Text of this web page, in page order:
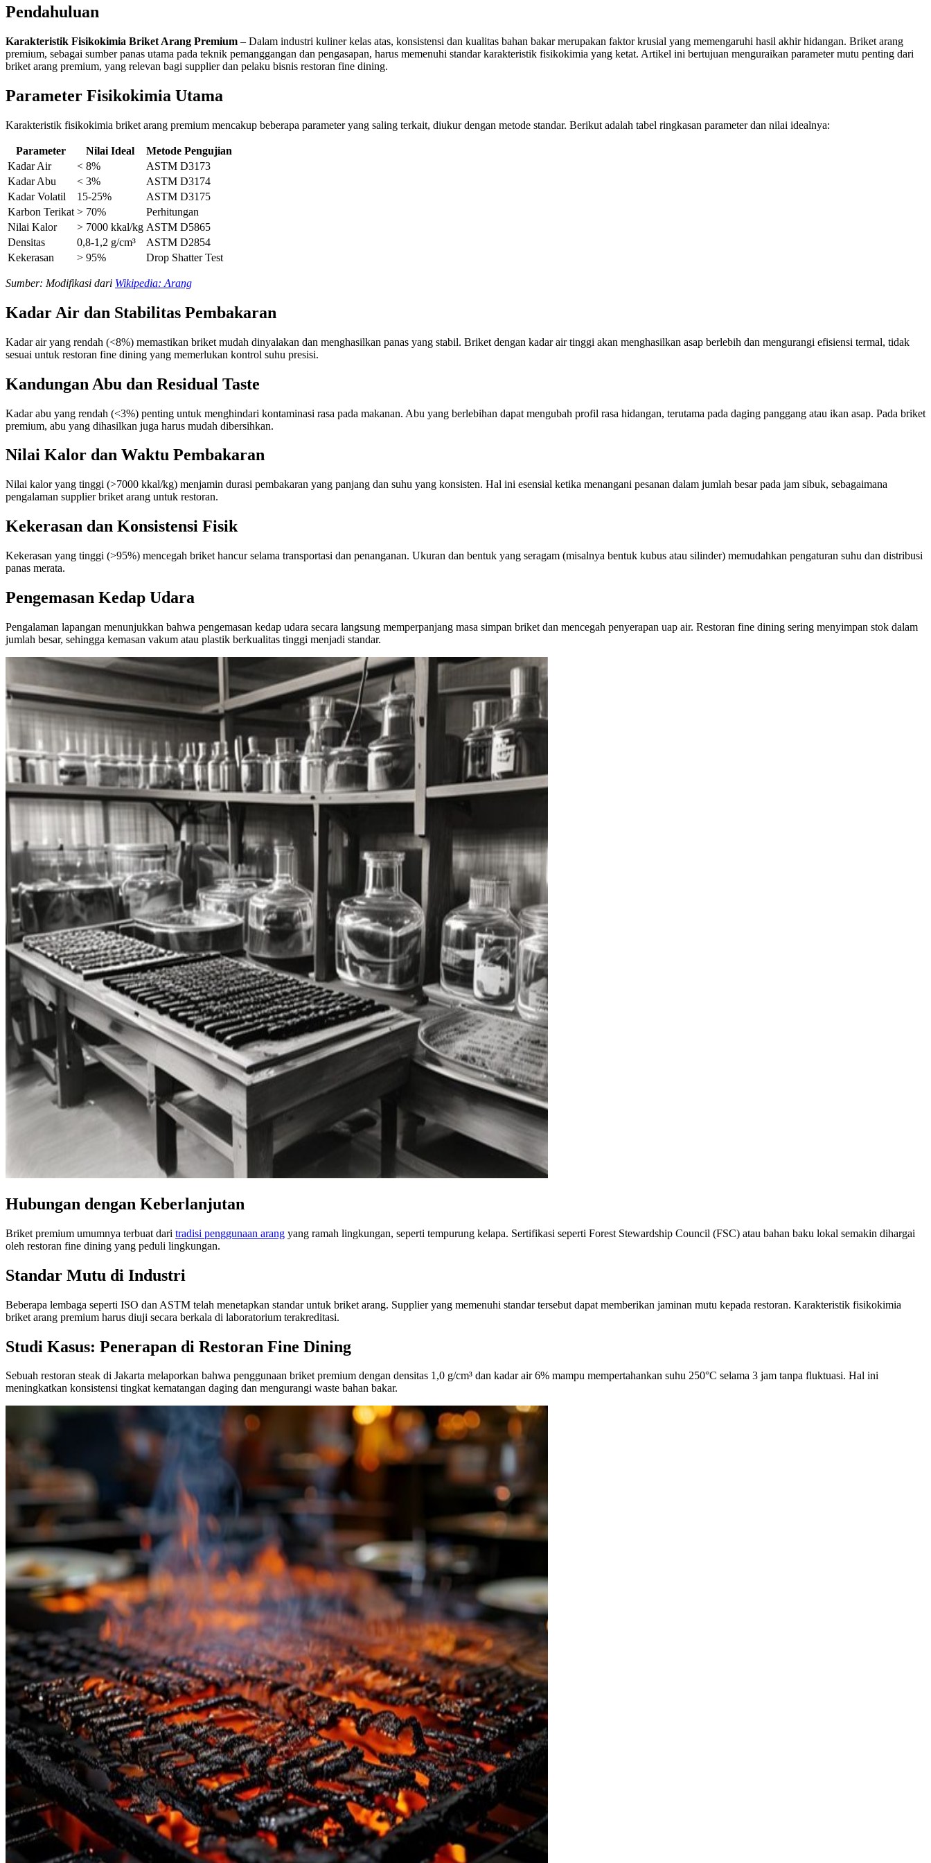
Pendahuluan
Karakteristik Fisikokimia Briket Arang Premium – Dalam industri kuliner kelas atas, konsistensi dan kualitas bahan bakar merupakan faktor krusial yang memengaruhi hasil akhir hidangan. Briket arang
premium, sebagai sumber panas utama pada teknik pemanggangan dan pengasapan, harus memenuhi standar karakteristik fisikokimia yang ketat. Artikel ini bertujuan menguraikan parameter mutu penting dari
briket arang premium, yang relevan bagi supplier dan pelaku bisnis restoran fine dining.
Parameter Fisikokimia Utama
Karakteristik fisikokimia briket arang premium mencakup beberapa parameter yang saling terkait, diukur dengan metode standar. Berikut adalah tabel ringkasan parameter dan nilai idealnya:
Parameter Nilai Ideal
Metode Pengujian
Kadar Air
< 8%
ASTM D3173
Kadar Abu
< 3%
ASTM D3174
Kadar Volatil
15-25%
ASTM D3175
Karbon Terikat > 70%
Perhitungan
Nilai Kalor
> 7000 kkal/kg ASTM D5865
Densitas
0,8-1,2 g/cm³
ASTM D2854
Kekerasan
> 95% Drop Shatter Test
Sumber: Modifikasi dari Wikipedia: Arang
Kadar Air dan Stabilitas Pembakaran
Kadar air yang rendah (<8%) memastikan briket mudah dinyalakan dan menghasilkan panas yang stabil. Briket dengan kadar air tinggi akan menghasilkan asap berlebih dan mengurangi efisiensi termal, tidak
sesuai untuk restoran fine dining yang memerlukan kontrol suhu presisi.
Kandungan Abu dan Residual Taste
Kadar abu yang rendah (<3%) penting untuk menghindari kontaminasi rasa pada makanan. Abu yang berlebihan dapat mengubah profil rasa hidangan, terutama pada daging panggang atau ikan asap. Pada briket
premium, abu yang dihasilkan juga harus mudah dibersihkan.
Nilai Kalor dan Waktu Pembakaran
Nilai kalor yang tinggi (>7000 kkal/kg) menjamin durasi pembakaran yang panjang dan suhu yang konsisten. Hal ini esensial ketika menangani pesanan dalam jumlah besar pada jam sibuk, sebagaimana
pengalaman supplier briket arang untuk restoran.
Kekerasan dan Konsistensi Fisik
Kekerasan yang tinggi (>95%) mencegah briket hancur selama transportasi dan penanganan. Ukuran dan bentuk yang seragam (misalnya bentuk kubus atau silinder) memudahkan pengaturan suhu dan distribusi
panas merata.
Pengemasan Kedap Udara
Pengalaman lapangan menunjukkan bahwa pengemasan kedap udara secara langsung memperpanjang masa simpan briket dan mencegah penyerapan uap air. Restoran fine dining sering menyimpan stok dalam
jumlah besar, sehingga kemasan vakum atau plastik berkualitas tinggi menjadi standar.
Hubungan dengan Keberlanjutan
Briket premium umumnya terbuat dari tradisi penggunaan arang yang ramah lingkungan, seperti tempurung kelapa. Sertifikasi seperti Forest Stewardship Council (FSC) atau bahan baku lokal semakin dihargai
oleh restoran fine dining yang peduli lingkungan.
Standar Mutu di Industri
Beberapa lembaga seperti ISO dan ASTM telah menetapkan standar untuk briket arang. Supplier yang memenuhi standar tersebut dapat memberikan jaminan mutu kepada restoran. Karakteristik fisikokimia
briket arang premium harus diuji secara berkala di laboratorium terakreditasi.
Studi Kasus: Penerapan di Restoran Fine Dining
Sebuah restoran steak di Jakarta melaporkan bahwa penggunaan briket premium dengan densitas 1,0 g/cm³ dan kadar air 6% mampu mempertahankan suhu 250°C selama 3 jam tanpa fluktuasi. Hal ini
meningkatkan konsistensi tingkat kematangan daging dan mengurangi waste bahan bakar.